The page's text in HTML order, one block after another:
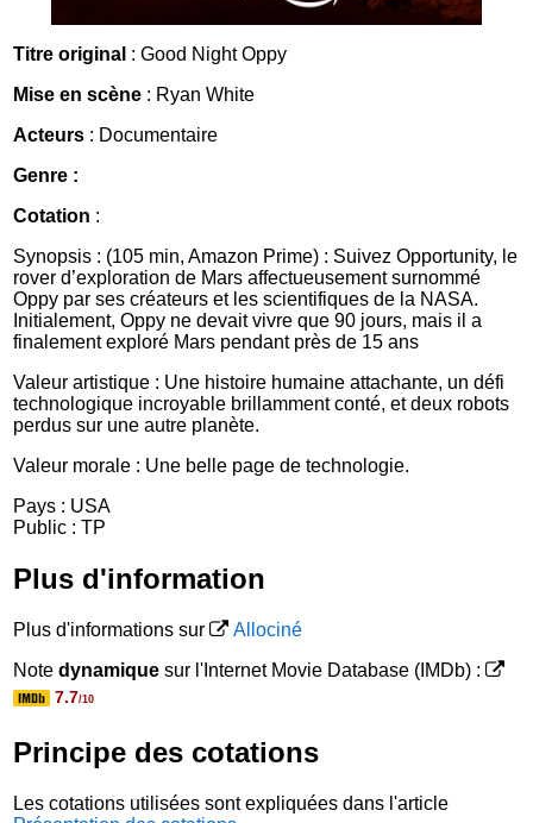
Titre original : Good Night Oppy
Mise en scène : Ryan White
Acteurs : Documentaire
Genre :
Cotation :
Synopsis : (105 min, Amazon Prime) : Suivez Opportunity, le
rover d’exploration de Mars affectueusement surnommé
Oppy par ses créateurs et les scientifiques de la NASA.
Initialement, Oppy ne devait vivre que 90 jours, mais il a
finalement exploré Mars pendant près de 15 ans
Valeur artistique : Une histoire humaine attachante, un défi
technologique incroyable brillamment conté, et deux robots
perdus sur une autre planète.
Valeur morale : Une belle page de technologie.
Pays : USA
Public : TP
Plus d'information
Plus d'informations sur
Allociné
Notedynamique sur l'Internet Movie Database (IMDb) :
7.7/10
Principe des cotations
Les cotations utilisées sont expliquées dans l'article